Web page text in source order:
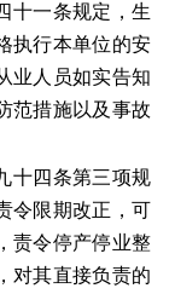
十一条规定，生
执行本单位的安
业人员如实告知
范措施以及事故
十四条第三项规
令限期改正，可
责令停产停业整
对其直接负责的